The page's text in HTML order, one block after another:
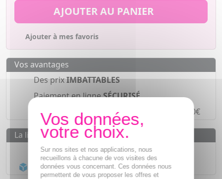
AJOUTER AU PANIER
Ajouter à mes favoris
Vos avantages
Des prixIMBATTABLES
Paiement en ligneSÉCURISÉ
Paiement en 4 fois sans frais à partir de 30€
La livraison
Livraison gratuite dès55€
Acheminement Chronoposten 24h*
Sur nos sites et nos applications, nous
recueillons à chacune de vos visites des
données vous concernant. Ces données nous
permettent de vous proposer les offres et